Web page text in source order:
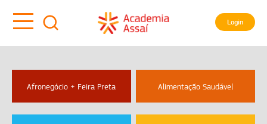
Login
Afronegócio + Feira Preta Alimentação Saudável